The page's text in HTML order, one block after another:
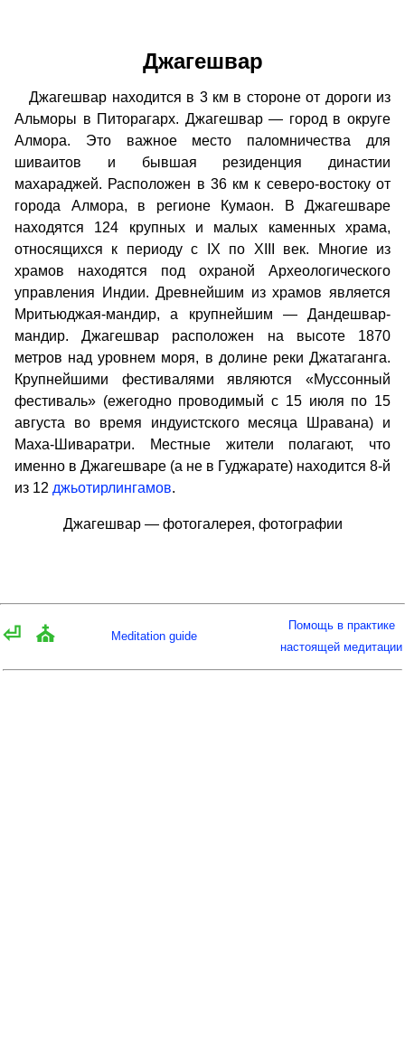
Джагешвар
Джагешвар находится в 3 км в стороне от дороги из
Альморы в Питорагарх. Джагешвар — город в округе
Алмора. Это важное место паломничества для
шиваитов и бывшая резиденция династии
махараджей. Расположен в 36 км к северо-востоку от
города Алмора, в регионе Кумаон. В Джагешваре
находятся 124 крупных и малых каменных храма,
относящихся к периоду с IX по XIII век. Многие из
храмов находятся под охраной Археологического
управления Индии. Древнейшим из храмов является
Мритьюджая-мандир, а крупнейшим — Дандешвар-
мандир. Джагешвар расположен на высоте 1870
метров над уровнем моря, в долине реки Джатаганга.
Крупнейшими фестивалями являются «Муссонный
фестиваль» (ежегодно проводимый с 15 июля по 15
августа во время индуистского месяца Шравана) и
Маха-Шиваратри. Местные жители полагают, что
именно в Джагешваре (а не в Гуджарате) находится 8-й
из 12 джьотирлингамов.
Джагешвар — фотогалерея, фотографии
⏎ ⛪ Meditation guide
Помощь в практике
настоящей медитации